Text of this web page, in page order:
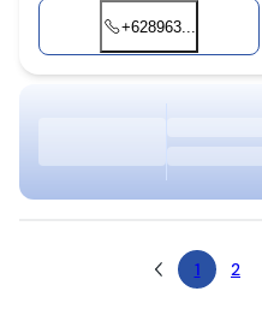
+628963...
1 2